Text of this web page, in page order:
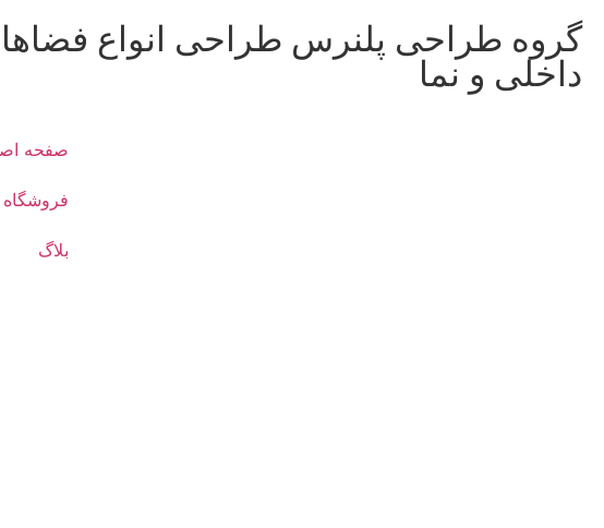
گروه طراحی پلنرس طراحی انواع
داخلی و نما
صفحه
فروشگاه
بلاگ